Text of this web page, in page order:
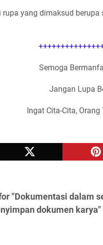
rupa yang dimaksud
Semoga
Jangan Lupa
Ingat Cita-Cita,
"Dokumentasi dalam
dokumen karya"